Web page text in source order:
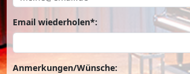
Email wiederholen*:
Anmerkungen/Wünsche: